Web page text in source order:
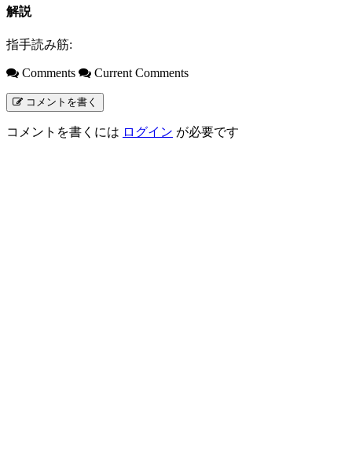
解説
指手読み筋:
Comments Current Comments
コメントを書く
コメントを書くには ログイン が必要です